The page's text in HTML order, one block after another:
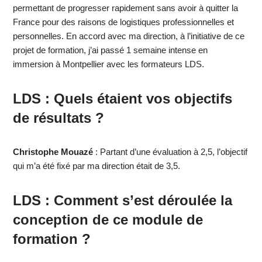
permettant de progresser rapidement sans avoir à quitter la
France pour des raisons de logistiques professionnelles et
personnelles. En accord avec ma direction, à l’initiative de ce
projet de formation, j’ai passé 1 semaine intense en
immersion à Montpellier avec les formateurs LDS.
LDS : Quels étaient vos objectifs
de résultats ?
Christophe Mouazé : Partant d’une évaluation à 2,5, l’objectif
qui m’a été fixé par ma direction était de 3,5.
LDS : Comment s’est déroulée la
conception de ce module de
formation ?